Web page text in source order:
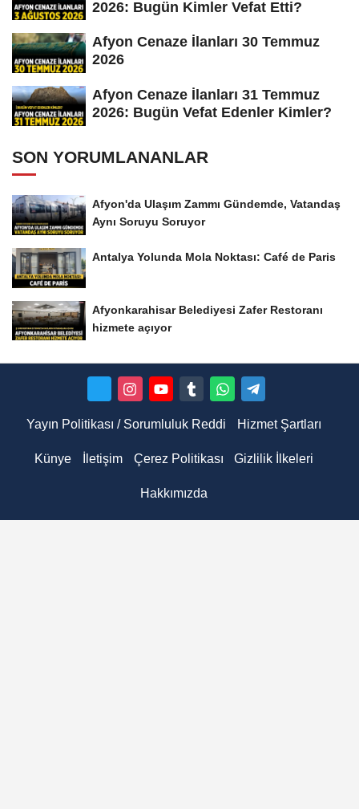
2026: Bugün Kimler Vefat Etti?
Afyon Cenaze İlanları 30 Temmuz
2026
Afyon Cenaze İlanları 31 Temmuz
2026: Bugün Vefat Edenler Kimler?
SON YORUMLANANLAR
Afyon'da Ulaşım Zammı Gündemde, Vatandaş
Aynı Soruyu Soruyor
Antalya Yolunda Mola Noktası: Café de Paris
Afyonkarahisar Belediyesi Zafer Restoranı
hizmete açıyor
Yayın Politikası / Sorumluluk Reddi Hizmet Şartları
Künye İletişim Çerez Politikası Gizlilik İlkeleri
Hakkımızda